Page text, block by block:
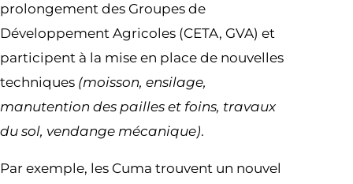
prolongement des Groupes de
Développement Agricoles (CETA, GVA) et
participent à la mise en place de nouvelles
techniques (moisson, ensilage,
manutention des pailles et foins, travaux
du sol, vendange mécanique).
Par exemple, les Cuma trouvent un nouvel